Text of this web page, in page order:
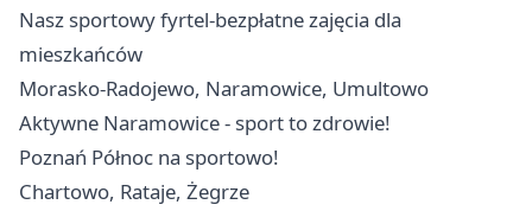
Nasz sportowy fyrtel-bezpłatne zajęcia dla
mieszkańców
Morasko-Radojewo, Naramowice, Umultowo
Aktywne Naramowice - sport to zdrowie!
Poznań Północ na sportowo!
Chartowo, Rataje, Żegrze